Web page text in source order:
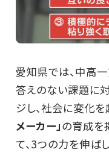
愛知県では、中高
答えのない課題に
ジし、社会に変化
メーカー」の育成を
て、3つの力を伸ば